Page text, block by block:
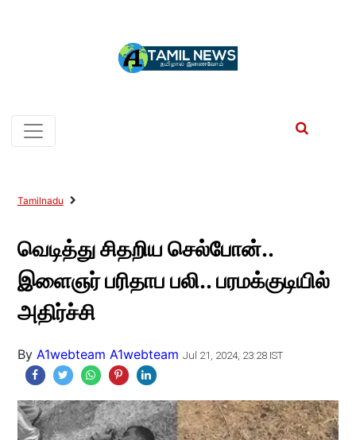
Tamilnadu
வெடித்து சிதறிய செல்போன்..
இளைஞர் பரிதாப பலி.. பரமக்குடியில்
அதிர்ச்சி
By A1webteam A1webteam Jul 21, 2024, 23:28 IST